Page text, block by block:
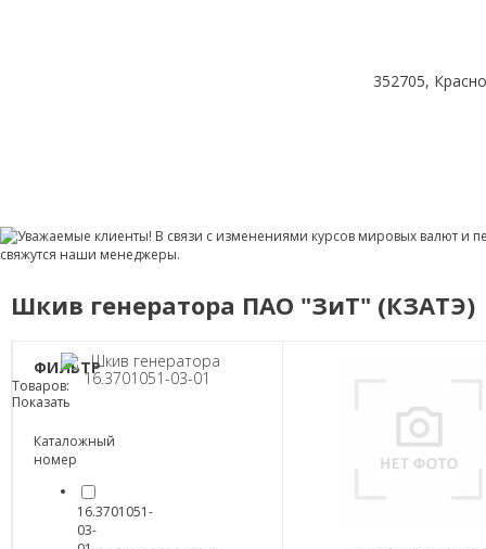
352705,
Шкив генератора ПАО "ЗиТ" (КЗАТЭ)
ФИЛЬТР
Товаров:
Показать
Каталожный
номер
16.3701051-
03-